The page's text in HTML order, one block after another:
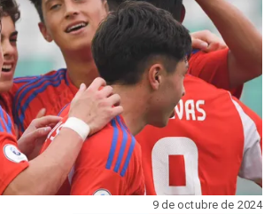
9 de octubre de 2024